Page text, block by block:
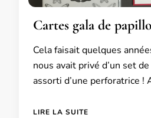
Cartes gala de
Cela faisait quelques
nous avait privé d’un set
assorti d’une perforatrice !
LIRE LA SUITE